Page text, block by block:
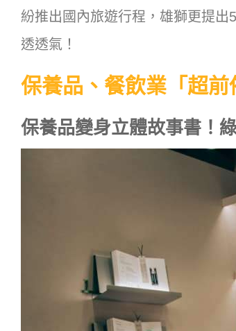
紛推出國內旅遊行程，雄獅更提
透透氣！
保養品、餐飲業「超
保養品變身立體故事書！